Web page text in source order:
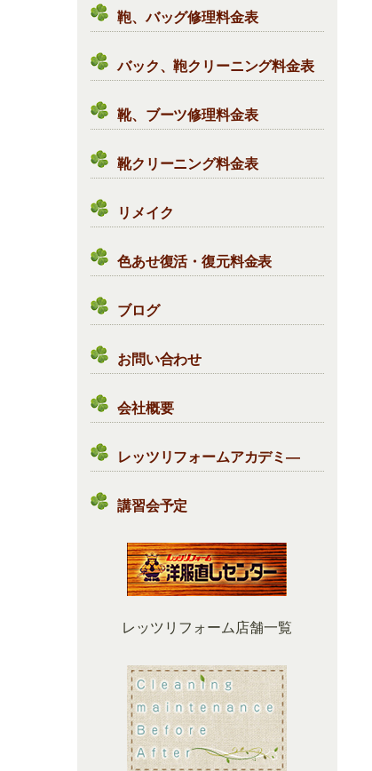
鞄、バッグ修理料金表
バック、鞄クリーニング料金表
靴、ブーツ修理料金表
靴クリーニング料金表
リメイク
色あせ復活・復元料金表
ブログ
お問い合わせ
会社概要
レッツリフォームアカデミ―
講習会予定
レッツリフォーム店舗一覧